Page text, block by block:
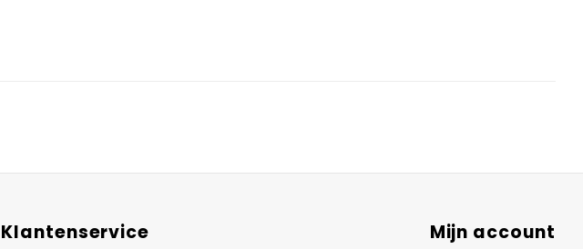
Klantenservice Mijn account